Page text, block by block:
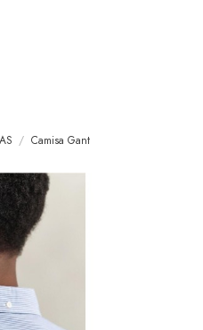
Camisa Gant